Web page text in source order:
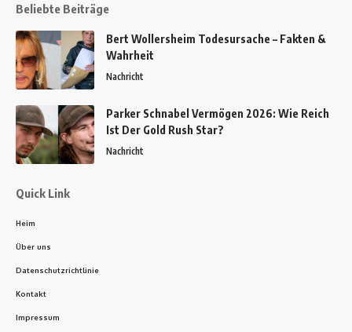
Beliebte Beiträge
Bert Wollersheim Todesursache – Fakten &
Wahrheit
Nachricht
Parker Schnabel Vermögen 2026: Wie Reich
Ist Der Gold Rush Star?
Nachricht
Quick Link
Heim
Über uns
Datenschutzrichtlinie
Kontakt
Impressum